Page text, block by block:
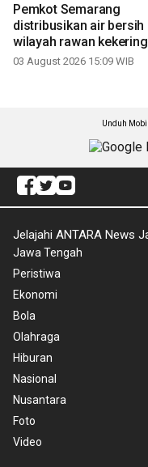
Pemkot Semarang
distribusikan air bersih
wilayah rawan
03 August 2026 15:09 WIB
Unduh
Jelajahi ANTARA News
Jawa Tengah
Peristiwa
Ekonomi
Bola
Olahraga
Hiburan
Nasional
Nusantara
Foto
Video